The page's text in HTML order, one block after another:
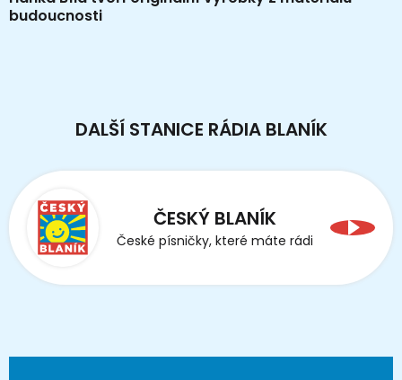
budoucnosti
DALŠÍ STANICE RÁDIA BLANÍK
ČESKÝ BLANÍK
České písničky, které máte rádi